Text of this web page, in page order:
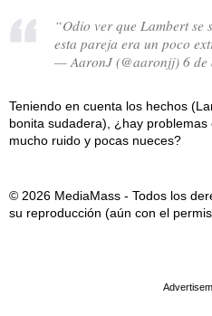
“Odio ver que Lambert se
esta pareja era un poco
— AaronJ (@aaronjj) 6 de
Teniendo en cuenta los hechos
bonita sudadera), ¿hay
mucho ruido y pocas nueces?
© 2026 MediaMass - Todos los
su reproducción (aún con el